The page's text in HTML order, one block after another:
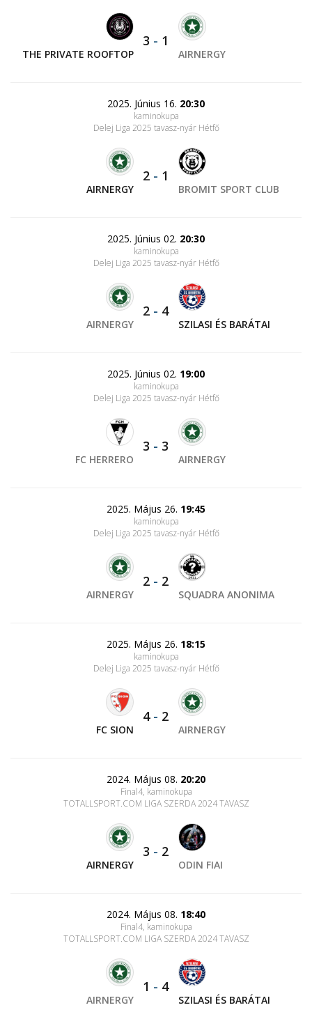
THE PRIVATE ROOFTOP
3 - 1
AIRNERGY
2025. Június 16. 20:30
kaminokupa
Delej Liga 2025 tavasz-nyár Hétfő
AIRNERGY
2 - 1
BROMIT SPORT CLUB
2025. Június 02. 20:30
kaminokupa
Delej Liga 2025 tavasz-nyár Hétfő
AIRNERGY
2 - 4
SZILASI ÉS BARÁTAI
2025. Június 02. 19:00
kaminokupa
Delej Liga 2025 tavasz-nyár Hétfő
FC HERRERO
3 - 3
AIRNERGY
2025. Május 26. 19:45
kaminokupa
Delej Liga 2025 tavasz-nyár Hétfő
AIRNERGY
2 - 2
SQUADRA ANONIMA
2025. Május 26. 18:15
kaminokupa
Delej Liga 2025 tavasz-nyár Hétfő
FC SION
4- 2
AIRNERGY
2024. Május 08. 20:20
Final4, kaminokupa
TOTALLSPORT.COM LIGA SZERDA 2024 TAVASZ
AIRNERGY
3 - 2
ODIN FIAI
2024. Május 08. 18:40
Final4, kaminokupa
TOTALLSPORT.COM LIGA SZERDA 2024 TAVASZ
AIRNERGY
1 - 4
SZILASI ÉS BARÁTAI